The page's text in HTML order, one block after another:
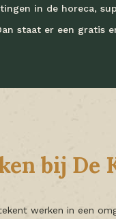
in de horeca,
staat er een gratis
bij De
werken in een